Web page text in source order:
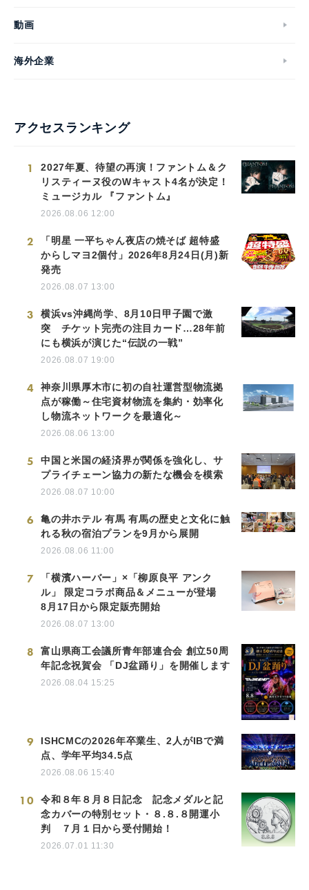
動画
海外企業
アクセスランキング
1
2027年夏、待望の再演！ファントム＆ク
リスティーヌ役のWキャスト4名が決定！
ミュージカル 『ファントム』
2026.08.06 12:00
2
「明星 一平ちゃん夜店の焼そば 超特盛
からしマヨ2個付」2026年8月24日(月)新
発売
2026.08.07 13:00
3
横浜vs沖縄尚学、8月10日甲子園で激
突 チケット完売の注目カード…28年前
にも横浜が演じた“伝説の一戦”
2026.08.07 19:00
4
神奈川県厚木市に初の自社運営型物流拠
点が稼働～住宅資材物流を集約・効率化
し物流ネットワークを最適化～
2026.08.06 13:00
5
中国と米国の経済界が関係を強化し、サ
プライチェーン協力の新たな機会を模索
2026.08.07 10:00
6
亀の井ホテル 有馬 有馬の歴史と文化に触
れる秋の宿泊プランを9月から展開
2026.08.06 11:00
7
「横濱ハーバー」×「柳原良平 アンク
ル」 限定コラボ商品＆メニューが登場
8月17日から限定販売開始
2026.08.07 13:00
8
富山県商工会議所青年部連合会 創立50周
年記念祝賀会 「DJ盆踊り」を開催します
2026.08.04 15:25
9
ISHCMCの2026年卒業生、2人がIBで満
点、学年平均34.5点
2026.08.06 15:40
10
令和８年８月８日記念 記念メダルと記
念カバーの特別セット・８.８.８開運小
判 ７月１日から受付開始！
2026.07.01 11:30